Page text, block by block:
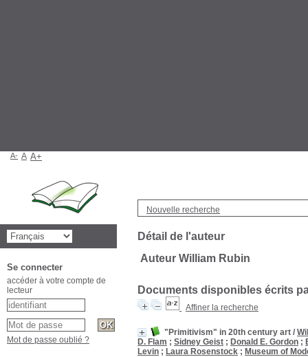
Nouvelle recherche
Détail de l'auteur
Auteur William Rubin
Documents disponibles écrits
Affiner la recherche
"Primitivism" in 20th century art /
D. Flam ; Sidney Geist ; Donald E. Gordon ;
Levin ; Laura Rosenstock ; Museum of
A- A A+
Se connecter
accéder à votre compte de
lecteur
Mot de passe oublié ?